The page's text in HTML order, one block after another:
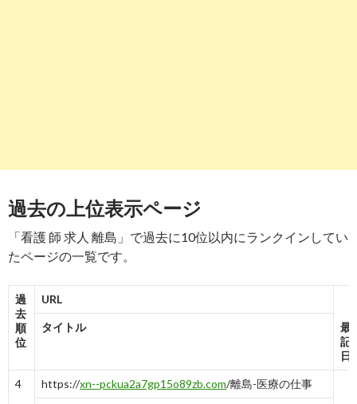
- 5→5 3 6 4 7→7 6
過去の上位表示ページ
「看護 師 求人 離島」で過去に10位以内にランクインしてい
たページの一覧です。
過
去
順
位
URL
タイトル
最
記
日
4 https://xn--pckua2a7gp15o89zb.com/離島-医療の仕事